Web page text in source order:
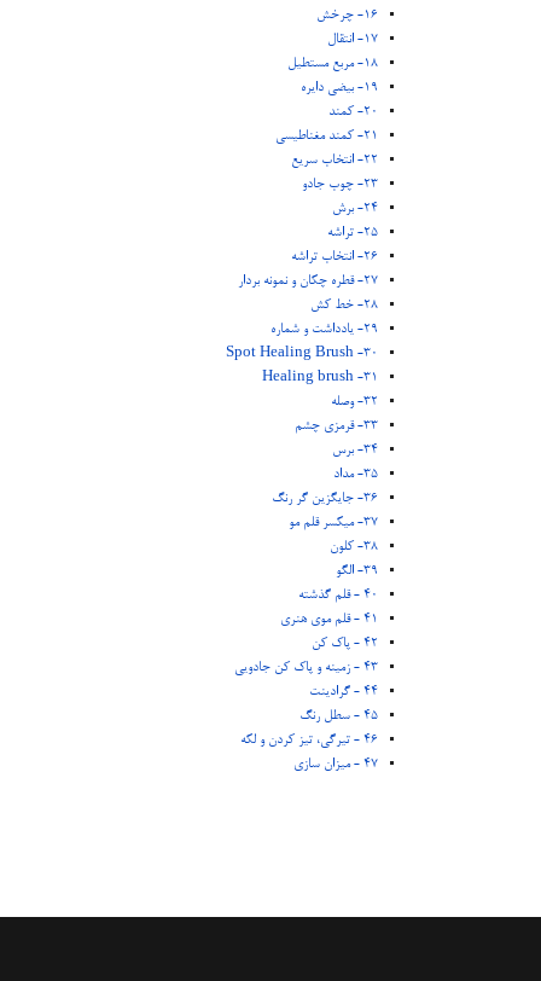
16- چرخش
17- انتقال
18- مربع مستطیل
19- بیضی دایره
20- کمند
21- کمند مغناطیسی
22- انتخاب سریع
23- چوب جادو
24- برش
25- تراشه
26- انتخاب تراشه
27- قطره چکان و نمونه بردار
28- خط کش
29- یادداشت و شماره
30- Spot Healing Brush
31- Healing brush
32- وصله
33- قرمزی چشم
34- برس
35- مداد
36- جایگزین گر رنگ
37- میکسر قلم مو
38- کلون
39- الگو
40 - قلم گذشته
41 - قلم موی هنری
42 - پاک کن
43 - زمینه و پاک کن جادویی
44 - گرادینت
45 - سطل رنگ
46 - تیرگی، تیز کردن و لکه
47 - میزان سازی